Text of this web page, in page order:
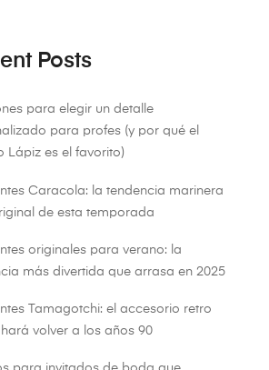
Posts
para elegir un detalle
para profes (y por qué el
Lápiz es el favorito)
Caracola: la tendencia marinera
de esta temporada
originales para verano: la
más divertida que arrasa en 2025
Tamagotchi: el accesorio retro
volver a los años 90